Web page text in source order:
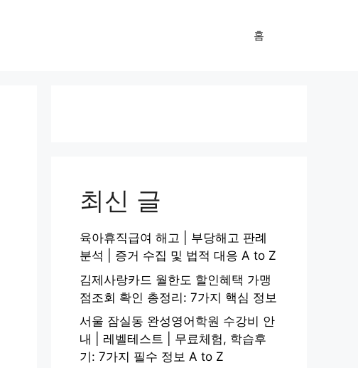
홈
최신 글
육아휴직급여 해고 | 부당해고 판례
분석 | 증거 수집 및 법적 대응 A to Z
김제사랑카드 월한도 할인혜택 가맹
점조회 확인 총정리: 7가지 핵심 정보
서울 잠실동 완성영어학원 수강비 안
내 | 레벨테스트 | 무료체험, 학습후
기: 7가지 필수 정보 A to Z